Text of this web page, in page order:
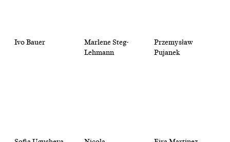
Ivo Bauer
Marlene Steg-
Lehmann
Przemysław
Pujanek